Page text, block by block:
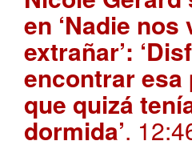
en ‘Nadie nos
extrañar’:
encontrar esa
que quizá
dormida’.